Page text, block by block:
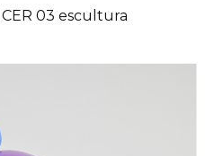
03 escultura